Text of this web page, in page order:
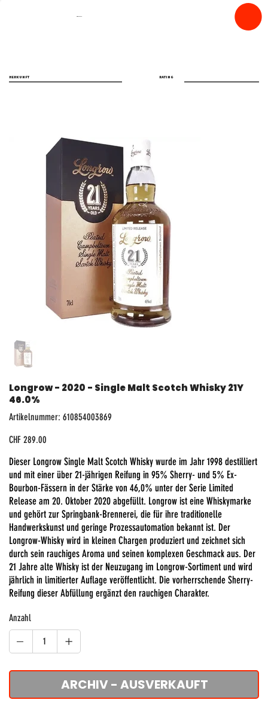
spiritfly
Longrow - 2020 - Single Malt Scotch Whisky 21Y
46.0%
Artikelnummer:
Artikelnummer:
610854003869
610854003869
Preis
CHF 289.00
Dieser Longrow Single Malt Scotch Whisky wurde im Jahr 1998 destilliert
und mit einer über 21-jährigen Reifung in 95% Sherry- und 5% Ex-
Bourbon-Fässern in der Stärke von 46,0% unter der Serie Limited
Release am 20. Oktober 2020 abgefüllt. Longrow ist eine Whiskymarke
und gehört zur Springbank-Brennerei, die für ihre traditionelle
Handwerkskunst und geringe Prozessautomation bekannt ist. Der
Longrow-Whisky wird in kleinen Chargen produziert und zeichnet sich
durch sein rauchiges Aroma und seinen komplexen Geschmack aus. Der
21 Jahre alte Whisky ist der Neuzugang im Longrow-Sortiment und wird
jährlich in limitierter Auflage veröffentlicht. Die vorherrschende Sherry-
Reifung dieser Abfüllung ergänzt den rauchigen Charakter.
Anzahl
ARCHIV - AUSVERKAUFT
RATING
HERKUNFT